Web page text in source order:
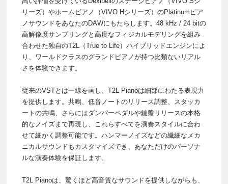
リーズ）やホームピアノ（VIVO Hシリーズ）のPlatinumピア
ノサウンドをあなたのDAWにもたらします。48 kHz / 24 bitの
高解像度サンプリングと高度なフィジカルモデリングを組み
合わせた独自のT2L（True to Life）ハイブリッドエンジンによ
り、ワールドクラスのグランドピアノが持つ比類ないリアル
さを体験できます。
従来のVSTとは一線を画し、T2L Pianoは細部にわたる表現力
を提供します。共鳴、低音ノートのリリース調整、スタッカ
ートの共鳴、さらにはダンパーペダルや鍵盤リリースの本格
的なノイズまで再現し、これらすべてを演奏スタイルに合わ
せて細かく調整可能です。ハンマーノイズなどの繊細なメカ
ニカルサウンドもカスタマイズでき、あなただけのパーソナ
ルな演奏体験を保証します。
T2L Pianoは、驚くほど高音質なサウンドを提供しながらも、